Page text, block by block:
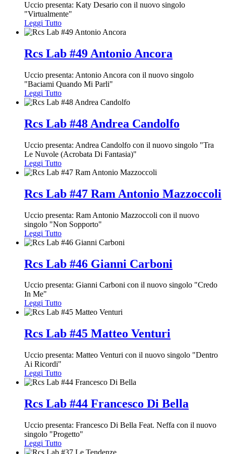
Uccio presenta: Katy Desario con il nuovo singolo
"Virtualmente"
Leggi Tutto
Rcs Lab #49 Antonio Ancora
Uccio presenta: Antonio Ancora con il nuovo singolo
"Baciami Quando Mi Parli"
Leggi Tutto
Rcs Lab #48 Andrea Candolfo
Uccio presenta: Andrea Candolfo con il nuovo singolo "Tra
Le Nuvole (Acrobata Di Fantasia)"
Leggi Tutto
Rcs Lab #47 Ram Antonio Mazzoccoli
Uccio presenta: Ram Antonio Mazzoccoli con il nuovo
singolo "Non Sopporto"
Leggi Tutto
Rcs Lab #46 Gianni Carboni
Uccio presenta: Gianni Carboni con il nuovo singolo "Credo
In Me"
Leggi Tutto
Rcs Lab #45 Matteo Venturi
Uccio presenta: Matteo Venturi con il nuovo singolo "Dentro
Ai Ricordi"
Leggi Tutto
Rcs Lab #44 Francesco Di Bella
Uccio presenta: Francesco Di Bella Feat. Neffa con il nuovo
singolo "Progetto"
Leggi Tutto